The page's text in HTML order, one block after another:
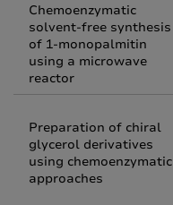
Chemoenzymatic
solvent-free synthesis
of 1-monopalmitin
using a microwave
reactor
Preparation of chiral
glycerol derivatives
using chemoenzymatic
approaches